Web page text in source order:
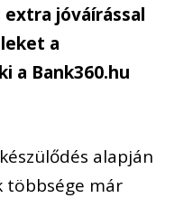
jóváírással
a
a Bank360.hu
alapján
többsége már